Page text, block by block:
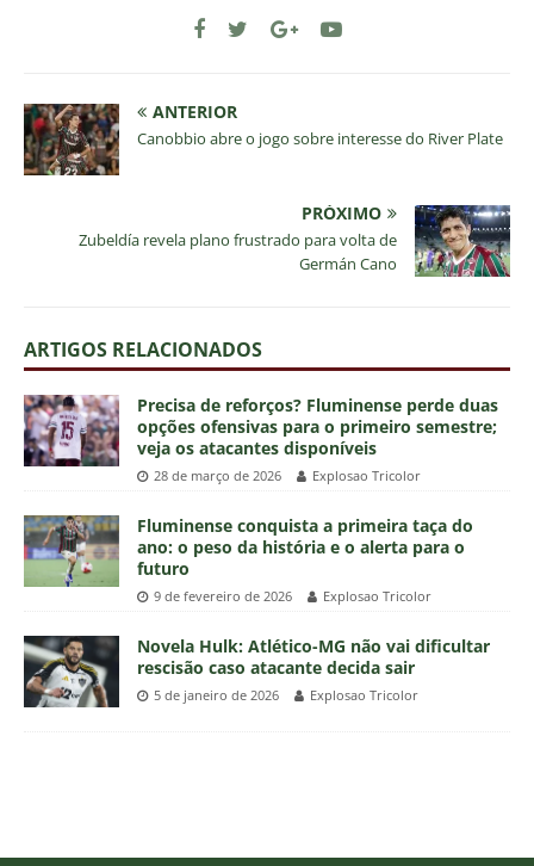
ANTERIOR
Canobbio abre o jogo sobre interesse do River Plate
PRÓXIMO
Zubeldía revela plano frustrado para volta de
Germán Cano
ARTIGOS RELACIONADOS
Precisa de reforços? Fluminense perde duas
opções ofensivas para o primeiro semestre;
veja os atacantes disponíveis
28 de março de 2026 Explosao Tricolor
Fluminense conquista a primeira taça do
ano: o peso da história e o alerta para o
futuro
9 de fevereiro de 2026 Explosao Tricolor
Novela Hulk: Atlético-MG não vai dificultar
rescisão caso atacante decida sair
5 de janeiro de 2026 Explosao Tricolor